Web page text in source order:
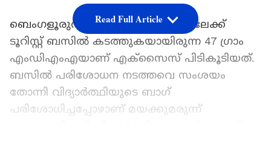
ബെംഗളൂരുവില്‍ നിന്നും കേരളത്തിലേക്ക്
ടൂറിസ്റ്റ് ബസില്‍ കടത്തുകയായിരുന്ന 47 ഗ്രാം
എംഡിഎംഎയാണ് എക്സൈസ് പിടികൂടിയത്.
ബസില്‍ പരിശോധന നടത്തവെ സംശയം
തോന്നി വിദ്യാർത്ഥിയുടെ ബാഗ്
പരിശോധിച്ചപ്പോഴാണ് മയക്കുമരുന്ന്
Read Full Article